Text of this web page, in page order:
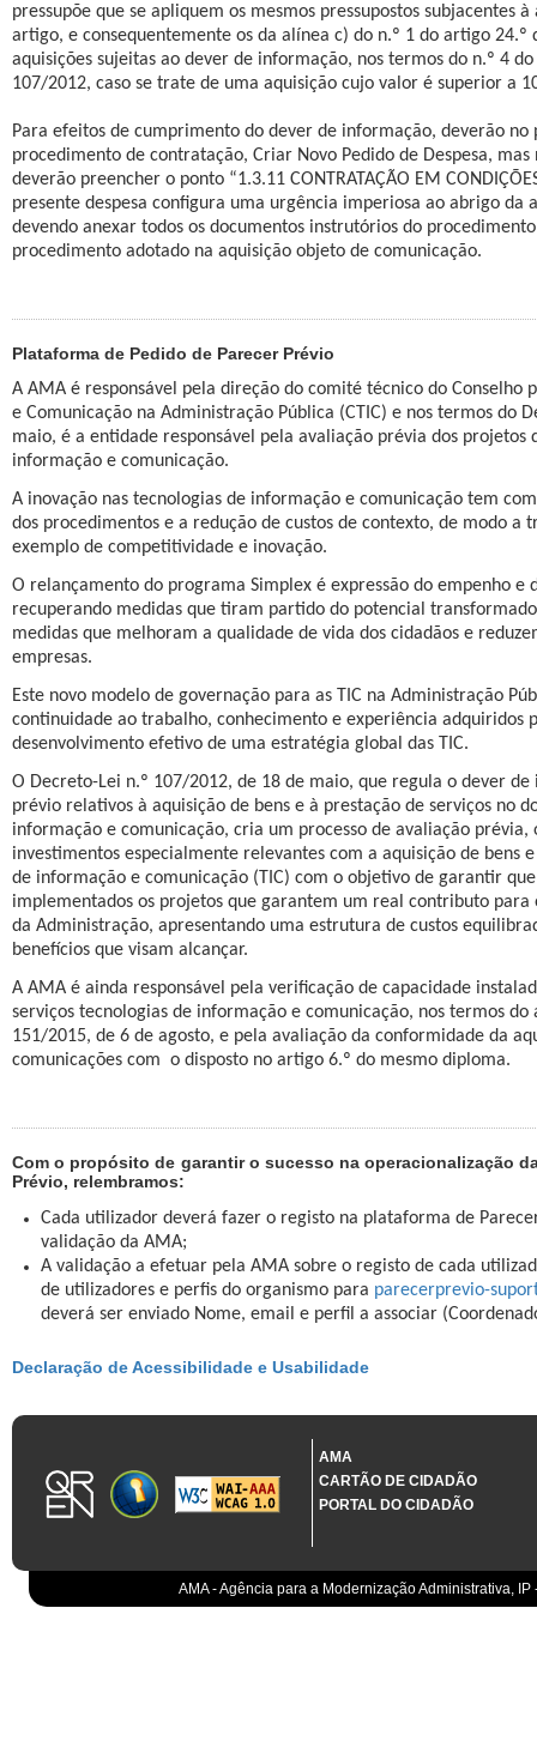
pressupõe que se apliquem os mesmos pressupostos subjacentes
artigo, e consequentemente os da alínea c) do n.º 1 do artigo 24.º
aquisições sujeitas ao dever de informação, nos termos do n.º 4
107/2012, caso se trate de uma aquisição cujo valor é superior a
Para efeitos de cumprimento do dever de informação, deverão no
procedimento de contratação, Criar Novo Pedido de Despesa,
deverão preencher o ponto “1.3.11 CONTRATAÇÃO EM
presente despesa configura uma urgência imperiosa ao abrigo da
devendo anexar todos os documentos instrutórios do
procedimento adotado na aquisição objeto de comunicação.
Plataforma de Pedido de Parecer Prévio
A AMA é responsável pela direção do comité técnico do Conselho
e Comunicação na Administração Pública (CTIC) e nos termos do
maio, é a entidade responsável pela avaliação prévia dos projetos
informação e comunicação.
A inovação nas tecnologias de informação e comunicação tem
dos procedimentos e a redução de custos de contexto, de modo a
exemplo de competitividade e inovação.
O relançamento do programa Simplex é expressão do empenho e
recuperando medidas que tiram partido do potencial
medidas que melhoram a qualidade de vida dos cidadãos e
empresas.
Este novo modelo de governação para as TIC na Administração
continuidade ao trabalho, conhecimento e experiência adquiridos
desenvolvimento efetivo de uma estratégia global das TIC.
O Decreto-Lei n.º 107/2012, de 18 de maio, que regula o dever
prévio relativos à aquisição de bens e à prestação de serviços no
informação e comunicação, cria um processo de avaliação
investimentos especialmente relevantes com a aquisição de bens
de informação e comunicação (TIC) com o objetivo de garantir
implementados os projetos que garantem um real contributo para
da Administração, apresentando uma estrutura de custos
benefícios que visam alcançar.
A AMA é ainda responsável pela verificação de capacidade
serviços tecnologias de informação e comunicação, nos termos do
151/2015, de 6 de agosto, e pela avaliação da conformidade da
comunicações com o disposto no artigo 6.º do mesmo diploma.
Com o propósito de garantir o sucesso na operacionalização
Prévio, relembramos:
Cada utilizador deverá fazer o registo na plataforma de
validação da AMA;
A validação a efetuar pela AMA sobre o registo de cada
de utilizadores e perfis do organismo para parecerprevio-
deverá ser enviado Nome, email e perfil a associar
Declaração de Acessibilidade e Usabilidade
AMA
CARTÃO DE CIDADÃO
PORTAL DO CIDADÃO
AMA - Agência para a Modernização Administrativa,